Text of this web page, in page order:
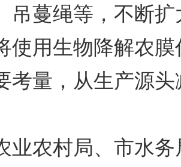
吊蔓绳等，不断
使用生物降解农
考量，从生产源
农村局、市水务